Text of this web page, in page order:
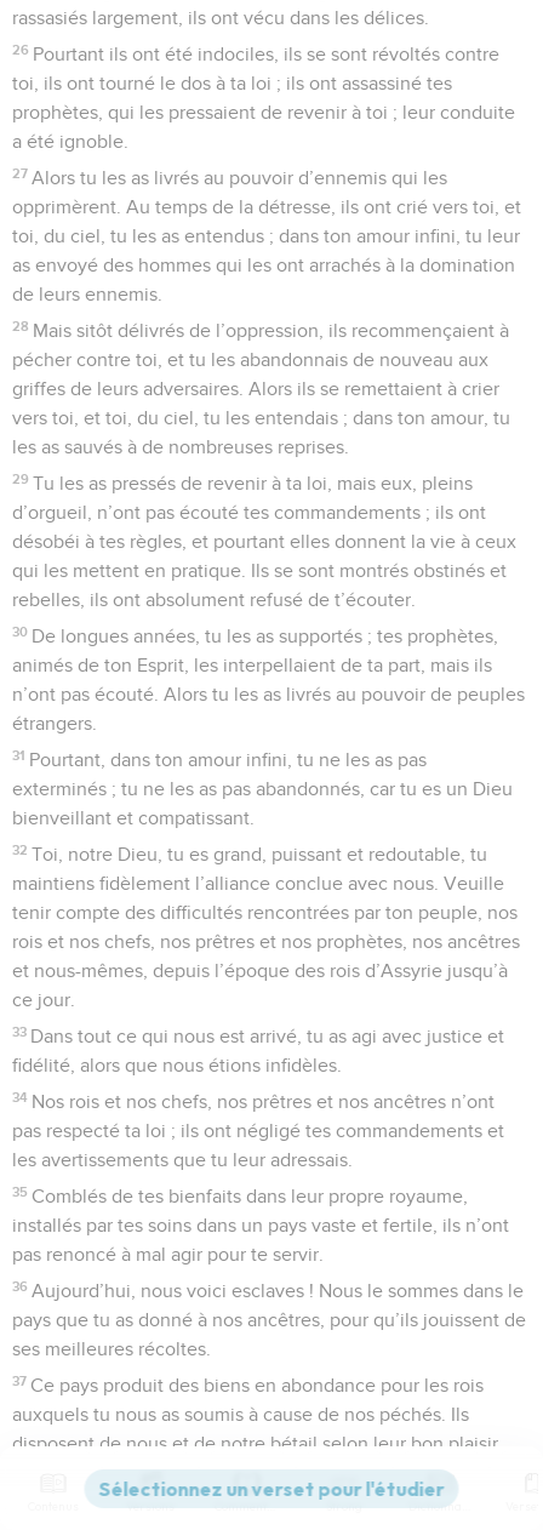
rassasiés largement, ils ont vécu dans les délices.
26 Pourtant ils ont été indociles, ils se sont révoltés contre
toi, ils ont tourné le dos à ta loi ; ils ont assassiné tes
prophètes, qui les pressaient de revenir à toi ; leur conduite
a été ignoble.
27 Alors tu les as livrés au pouvoir d’ennemis qui les
opprimèrent. Au temps de la détresse, ils ont crié vers toi, et
toi, du ciel, tu les as entendus ; dans ton amour infini, tu leur
as envoyé des hommes qui les ont arrachés à la domination
de leurs ennemis.
28 Mais sitôt délivrés de l’oppression, ils recommençaient à
pécher contre toi, et tu les abandonnais de nouveau aux
griffes de leurs adversaires. Alors ils se remettaient à crier
vers toi, et toi, du ciel, tu les entendais ; dans ton amour, tu
les as sauvés à de nombreuses reprises.
29 Tu les as pressés de revenir à ta loi, mais eux, pleins
d’orgueil, n’ont pas écouté tes commandements ; ils ont
désobéi à tes règles, et pourtant elles donnent la vie à ceux
qui les mettent en pratique. Ils se sont montrés obstinés et
rebelles, ils ont absolument refusé de t’écouter.
30 De longues années, tu les as supportés ; tes prophètes,
animés de ton Esprit, les interpellaient de ta part, mais ils
n’ont pas écouté. Alors tu les as livrés au pouvoir de peuples
étrangers.
31 Pourtant, dans ton amour infini, tu ne les as pas
exterminés ; tu ne les as pas abandonnés, car tu es un Dieu
bienveillant et compatissant.
32 Toi, notre Dieu, tu es grand, puissant et redoutable, tu
maintiens fidèlement l’alliance conclue avec nous. Veuille
tenir compte des difficultés rencontrées par ton peuple, nos
rois et nos chefs, nos prêtres et nos prophètes, nos ancêtres
et nous-mêmes, depuis l’époque des rois d’Assyrie jusqu’à
ce jour.
33 Dans tout ce qui nous est arrivé, tu as agi avec justice et
fidélité, alors que nous étions infidèles.
34 Nos rois et nos chefs, nos prêtres et nos ancêtres n’ont
pas respecté ta loi ; ils ont négligé tes commandements et
les avertissements que tu leur adressais.
35 Comblés de tes bienfaits dans leur propre royaume,
installés par tes soins dans un pays vaste et fertile, ils n’ont
pas renoncé à mal agir pour te servir.
36 Aujourd’hui, nous voici esclaves ! Nous le sommes dans le
pays que tu as donné à nos ancêtres, pour qu’ils jouissent de
ses meilleures récoltes.
37 Ce pays produit des biens en abondance pour les rois
auxquels tu nous as soumis à cause de nos péchés. Ils
disposent de nous et de notre bétail selon leur bon plaisir.
Nous sommes dans une profonde détresse ! »
Versions Commentaires Strong